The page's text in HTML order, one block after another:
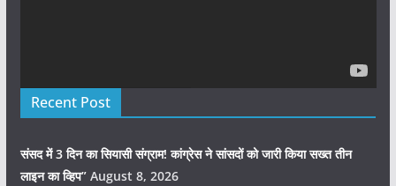
Recent Post
संसद में 3 दिन का सियासी संग्राम! कांग्रेस ने सांसदों को जारी किया सख्त तीन
लाइन का व्हिप” August 8, 2026